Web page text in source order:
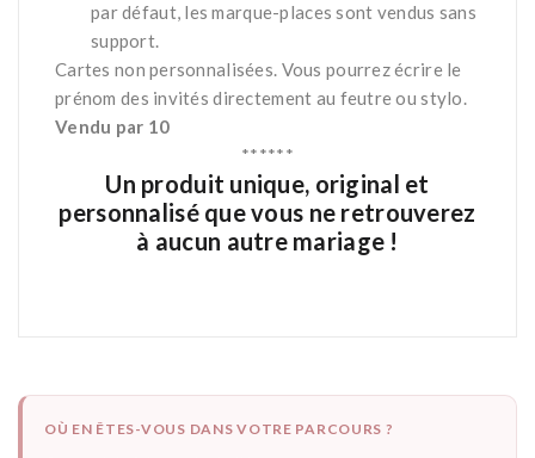
par défaut, les marque-places sont vendus sans
support.
Cartes non personnalisées. Vous pourrez écrire le
prénom des invités directement au feutre ou stylo.
Vendu par 10
******
Un produit unique, original et
personnalisé que vous ne retrouverez
à aucun autre mariage !
OÙ EN ÊTES-VOUS DANS VOTRE PARCOURS ?